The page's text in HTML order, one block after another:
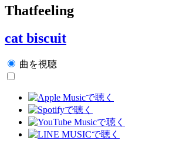
Thatfeeling
cat biscuit
曲を視聴